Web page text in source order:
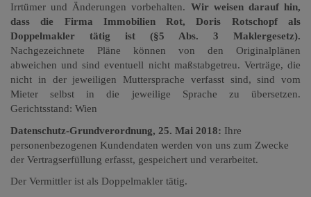
Irrtümer und Änderungen vorbehalten. Wir weisen darauf hin,
dass die Firma Immobilien Rot, Doris Rotschopf als
Doppelmakler tätig ist (§5 Abs. 3 Maklergesetz).
Nachgezeichnete Pläne können von den Originalplänen
abweichen und sind eventuell nicht maßstabgetreu. Verträge, die
nicht in der jeweiligen Muttersprache verfasst sind, sind vom
Mieter selbst in die jeweilige Sprache zu übersetzen.
Gerichtsstand: Wien
Datenschutz-Grundverordnung, 25. Mai 2018: Ihre
personenbezogenen Kundendaten werden von uns zum Zwecke
der Vertragserfüllung erfasst, gespeichert und verarbeitet.
Der Vermittler ist als Doppelmakler tätig.